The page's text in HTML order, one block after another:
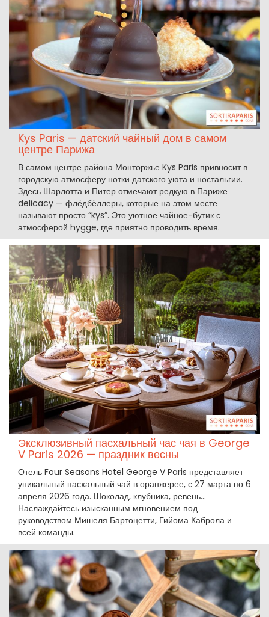
Kys Paris — датский чайный дом в самом
центре Парижа
В самом центре района Монторжье Kys Paris привносит в
городскую атмосферу нотки датского уюта и ностальгии.
Здесь Шарлотта и Питер отмечают редкую в Париже
delicacy — флёдбёллеры, которые на этом месте
называют просто “kys”. Это уютное чайное-бутик с
атмосферой hygge, где приятно проводить время.
Эксклюзивный пасхальный час чая в George
V Paris 2026 — праздник весны
Отель Four Seasons Hotel George V Paris представляет
уникальный пасхальный чай в оранжерее, с 27 марта по 6
апреля 2026 года. Шоколад, клубника, ревень...
Наслаждайтесь изысканным мгновением под
руководством Мишеля Бартоцетти, Гийома Каброла и
всей команды.